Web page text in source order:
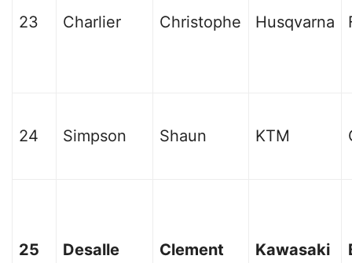
23 Charlier Christophe Husqvarna
24 Simpson Shaun KTM
25 Desalle Clement Kawasaki